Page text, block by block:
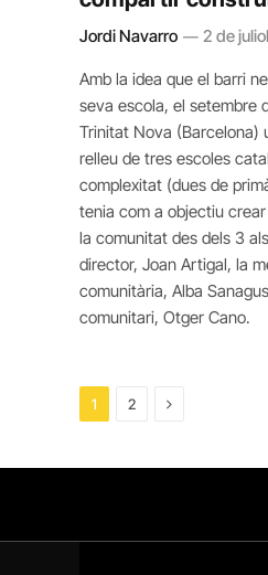
Jordi Navarro 2 de
Amb la idea que el barri
seva escola, el setembre
Trinitat Nova (Barcelona)
relleu de tres escoles
complexitat (dues de
tenia com a objectiu
la comunitat des dels 3
director, Joan Artigal, la
comunitària, Alba
comunitari, Otger Cano.
1 2 Next